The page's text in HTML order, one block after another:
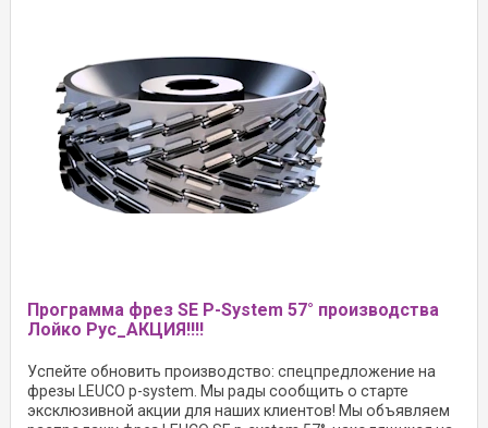
Программа фрез SE P-System 57° производства
Лойко Рус_АКЦИЯ!!!!
Успейте обновить производство: спецпредложение на
фрезы LEUCO p-system. Мы рады сообщить о старте
эксклюзивной акции для наших клиентов! Мы объявляем